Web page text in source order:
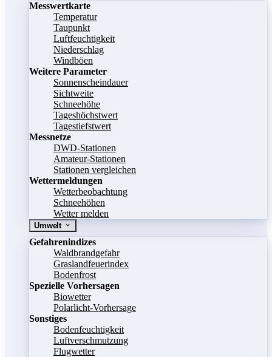
Messwertkarte
Temperatur
Taupunkt
Luftfeuchtigkeit
Niederschlag
Windböen
Weitere Parameter
Sonnenscheindauer
Sichtweite
Schneehöhe
Tageshöchstwert
Tagestiefstwert
Messnetze
DWD-Stationen
Amateur-Stationen
Stationen vergleichen
Wettermeldungen
Wetterbeobachtung
Schneehöhen
Wetter melden
Umwelt
Gefahrenindizes
Waldbrandgefahr
Graslandfeuerindex
Bodenfrost
Spezielle Vorhersagen
Biowetter
Polarlicht-Vorhersage
Sonstiges
Bodenfeuchtigkeit
Luftverschmutzung
Flugwetter